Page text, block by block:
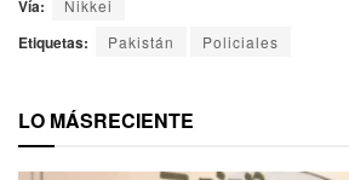
Vía: Nikkei
Etiquetas: Pakistán Policiales
LO MÁSRECIENTE